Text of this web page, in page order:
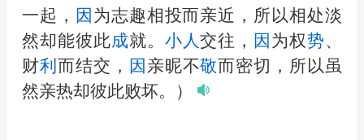
一起，
因 为志趣相投而亲近，所以相处淡
然却能彼此成就。 小 人交往， 因 为权势、
财利 而结交， 因 亲昵不敬而密切，所以虽
然亲热却彼此败坏。）